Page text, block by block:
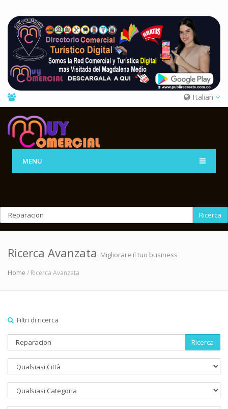
Italian
MENU
Ricerca
Ricerca Avanzata Migliorare il tuo business
Home / Ricerca Avanzata
Filtri di ricerca
Ricerca